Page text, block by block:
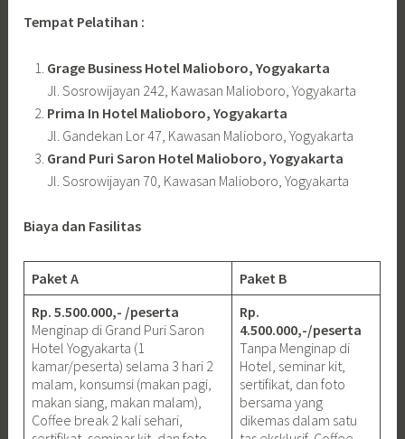
Tempat Pelatihan :
Grage Business Hotel Malioboro, Yogyakarta
Jl. Sosrowijayan 242, Kawasan Malioboro, Yogyakarta
Prima In Hotel Malioboro, Yogyakarta
Jl. Gandekan Lor 47, Kawasan Malioboro, Yogyakarta
Grand Puri Saron Hotel Malioboro, Yogyakarta
Jl. Sosrowijayan 70, Kawasan Malioboro, Yogyakarta
Biaya dan Fasilitas
Paket A
Paket B
Rp. 5.500.000,- /peserta
Menginap di Grand Puri Saron
Hotel Yogyakarta (1
kamar/peserta) selama 3 hari 2
malam, konsumsi (makan pagi,
makan siang, makan malam),
Coffee break 2 kali sehari,
Rp.
4.500.000,-/peserta
Tanpa Menginap di
Hotel, seminar kit,
sertifikat, dan foto
bersama yang
dikemas dalam satu